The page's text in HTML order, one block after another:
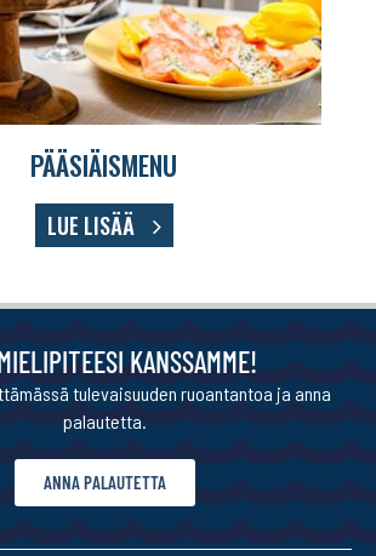
PÄÄSIÄISMENU
LUE LISÄÄ
KANSSAMME!
tulevaisuuden ruoantantoa ja anna
palautetta.
ANNA PALAUTETTA